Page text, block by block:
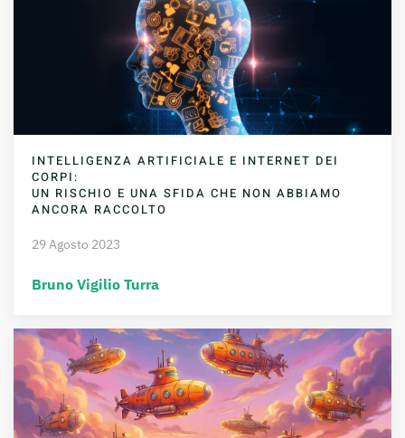
INTELLIGENZA ARTIFICIALE E INTERNET DEI
CORPI:
UN RISCHIO E UNA SFIDA CHE NON ABBIAMO
ANCORA RACCOLTO
29 Agosto 2023
Bruno Vigilio Turra